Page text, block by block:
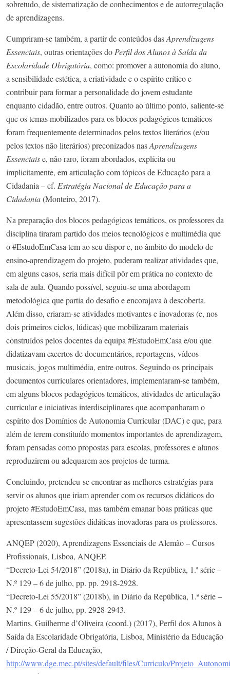
sobretudo, de sistematização de conhecimentos e de autorregulação
de aprendizagens.
Cumpriram-se também, a partir de conteúdos dasAprendizagens
Essenciais, outras orientações do Perfil dos Alunos à Saída da
Escolaridade Obrigatória, como: promover a autonomia do aluno,
a sensibilidade estética, a criatividade e o espírito crítico e
contribuir para formar a personalidade do jovem estudante
enquanto cidadão, entre outros. Quanto ao último ponto, saliente-se
que os temas mobilizados para os blocos pedagógicos temáticos
foram frequentemente determinados pelos textos literários (e/ou
pelos textos não literários) preconizados nasAprendizagens
Essenciaise, não raro, foram abordados, explícita ou
implicitamente, em articulação com tópicos de Educação para a
Cidadania – cf. Estratégia Nacional de Educação para a
Cidadania(Monteiro, 2017).
Na preparação dos blocos pedagógicos temáticos, os professores da
disciplina tiraram partido dos meios tecnológicos e multimédia que
o #EstudoEmCasa tem ao seu dispor e, no âmbito do modelo de
ensino-aprendizagem do projeto, puderam realizar atividades que,
em alguns casos, seria mais difícil pôr em prática no contexto de
sala de aula. Quando possível, seguiu-se uma abordagem
metodológica que partia do desafio e encorajava à descoberta.
Além disso, criaram-se atividades motivantes e inovadoras (e, nos
dois primeiros ciclos, lúdicas) que mobilizaram materiais
construídos pelos docentes da equipa #EstudoEmCasa e/ou que
didatizavam excertos de documentários, reportagens, vídeos
musicais, jogos multimédia, entre outros. Seguindo os principais
documentos curriculares orientadores, implementaram-se também,
em alguns blocos pedagógicos temáticos, atividades de articulação
curricular e iniciativas interdisciplinares que acompanharam o
espírito dos Domínios de Autonomia Curricular (DAC) e que, para
além de terem constituído momentos importantes de aprendizagem,
foram pensadas como propostas para escolas, professores e alunos
reproduzirem ou adequarem aos projetos de turma.
Concluindo, pretendeu-se encontrar as melhores estratégias para
servir os alunos que iriam aprender com os recursos didáticos do
projeto #EstudoEmCasa, mas também emanar boas práticas que
apresentassem sugestões didáticas inovadoras para os professores.
ANQEP (2020), Aprendizagens Essenciais de Alemão – Cursos
Profissionais, Lisboa, ANQEP.
“Decreto-Lei 54/2018” (2018a), in Diário da República, 1.ª série –
N.º 129 – 6 de julho, pp. pp. 2918-2928.
“Decreto-Lei 55/2018” (2018b), in Diário da República, 1.ª série –
N.º 129 – 6 de julho, pp. 2928-2943.
Martins, Guilherme d’Oliveira (coord.) (2017), Perfil dos Alunos à
Saída da Escolaridade Obrigatória, Lisboa, Ministério da Educação
/ Direção-Geral da Educação,
http://www.dge.mec.pt/sites/default/files/Curriculo/